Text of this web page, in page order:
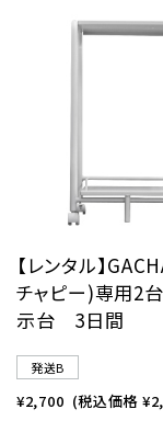
【レンタル】
チャピー)専用2
示台 3日間
発送B
¥2,700 (税込価格